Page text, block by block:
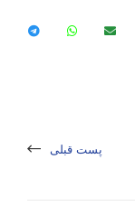
پست قبلی